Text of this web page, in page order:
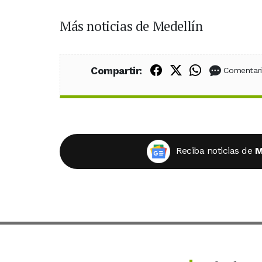
Más noticias de Medellín
Compartir: Compartir en
Compartir en
Compartir
Reciba noticias de